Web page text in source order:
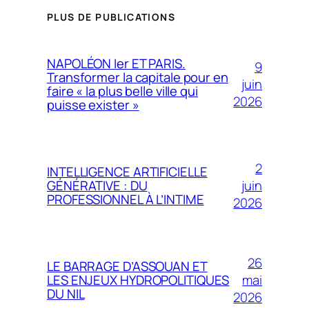
PLUS DE PUBLICATIONS
NAPOLÉON Ier ET PARIS.
Transformer la capitale pour en
faire « la plus belle ville qui
puisse exister »
9
juin
2026
INTELLIGENCE ARTIFICIELLE
GÉNÉRATIVE : DU
PROFESSIONNEL À L’INTIME
2
juin
2026
LE BARRAGE D’ASSOUAN ET
LES ENJEUX HYDROPOLITIQUES
DU NIL
26
mai
2026